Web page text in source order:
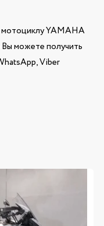
YAMAHA
Вы можете получить
Viber